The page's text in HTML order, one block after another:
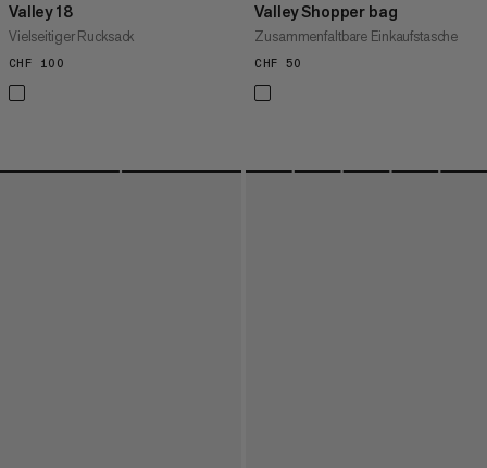
Valley 18
Vielseitiger Rucksack
CHF 100
Valley Shopper bag
Zusammenfaltbare Einkaufstasche
CHF 50